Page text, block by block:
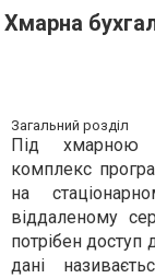
Хмарна
Загальний розділ
Під хмарною
комплекс
на
віддаленому
потрібен доступ
дані